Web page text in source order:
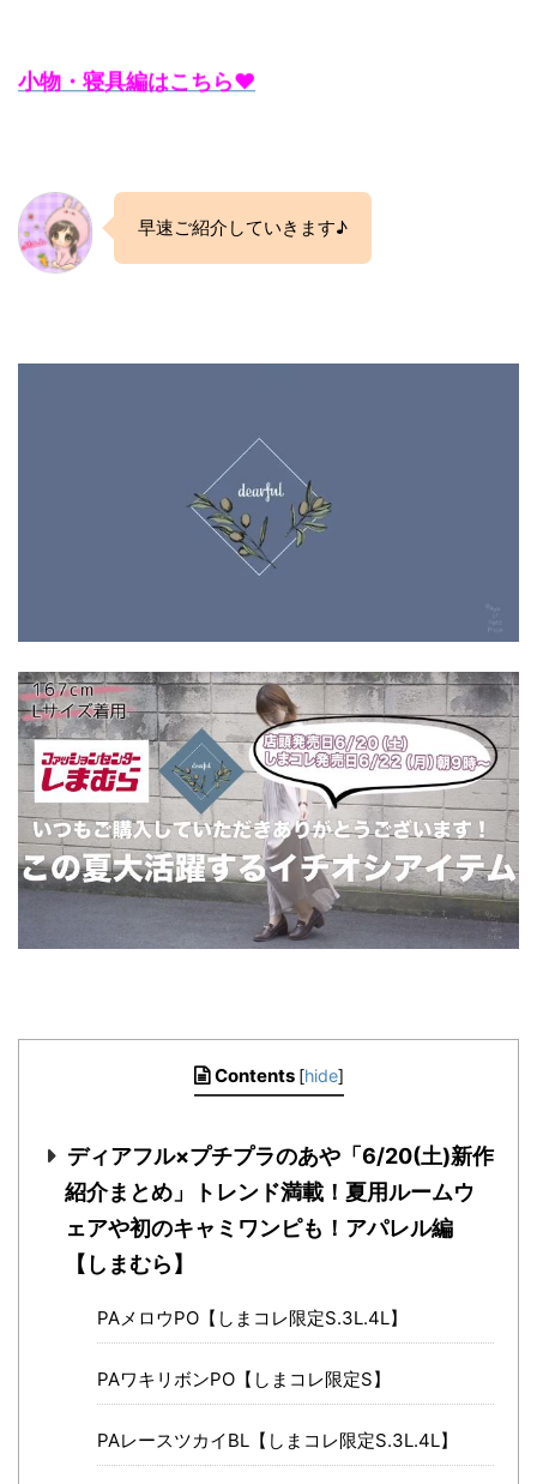
小物・寝具編はこちら♥
早速ご紹介していきます♪
Contents [hide]
ディアフル×プチプラのあや「6/20(土)新作
紹介まとめ」トレンド満載！夏用ルームウ
ェアや初のキャミワンピも！アパレル編
【しまむら】
PAメロウPO【しまコレ限定S.3L.4L】
PAワキリボンPO【しまコレ限定S】
PAレースツカイBL【しまコレ限定S.3L.4L】